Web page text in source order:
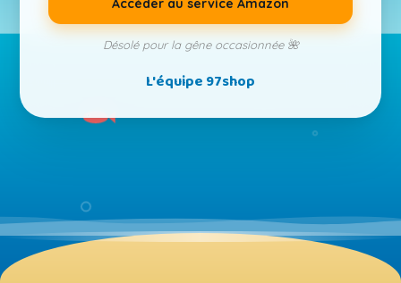
Accéder au service Amazon
Désolé pour la gêne occasionnée 🌺
L'équipe 97shop